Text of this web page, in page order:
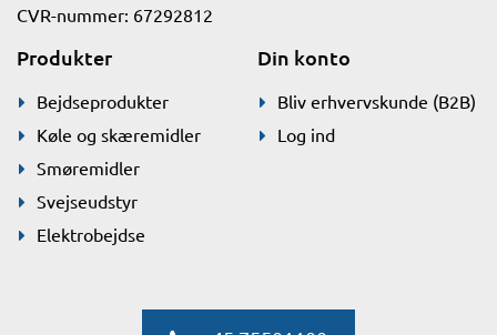
CVR-nummer: 67292812
Produkter
Bejdseprodukter
Køle og skæremidler
Smøremidler
Svejseudstyr
Elektrobejdse
Din konto
Bliv erhvervskunde (B2B)
Log ind